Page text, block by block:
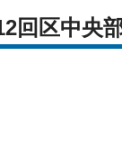
回区中央